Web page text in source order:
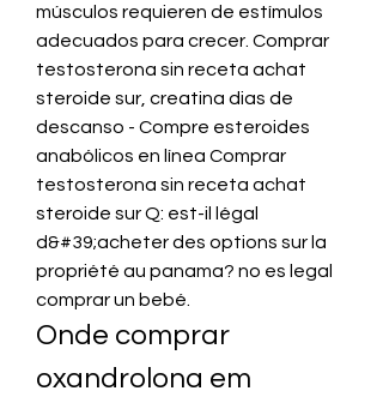
músculos requieren de estímulos
adecuados para crecer. Comprar
testosterona sin receta achat
steroide sur, creatina dias de
descanso - Compre esteroides
anabólicos en línea Comprar
testosterona sin receta achat
steroide sur Q: est-il légal
d&#39;acheter des options sur la
propriété au panama? no es legal
comprar un bebé.
Onde comprar
oxandrolona em